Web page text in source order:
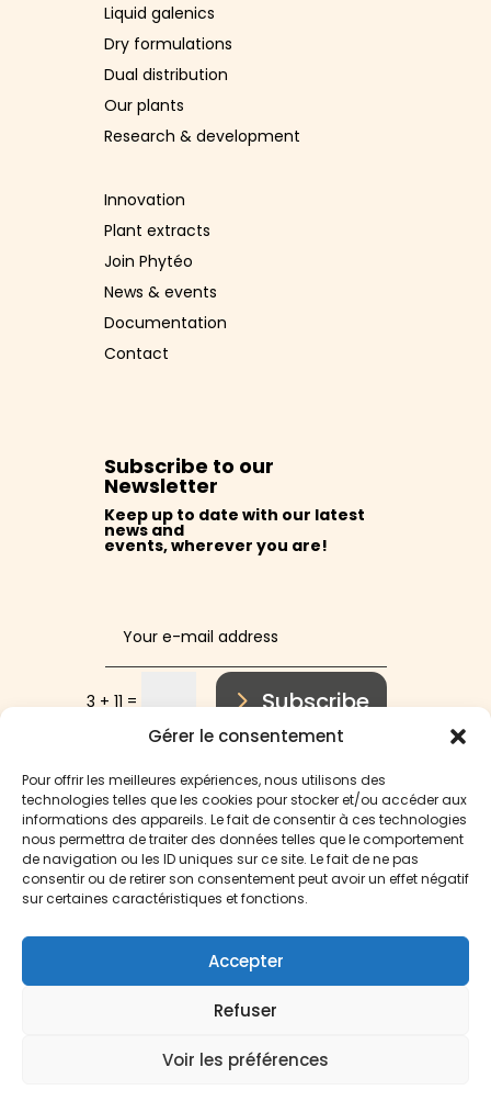
Gérer le consentement
Pour offrir les meilleures expériences, nous utilisons des
technologies telles que les cookies pour stocker et/ou accéder aux
informations des appareils. Le fait de consentir à ces technologies
nous permettra de traiter des données telles que le comportement
de navigation ou les ID uniques sur ce site. Le fait de ne pas
consentir ou de retirer son consentement peut avoir un effet négatif
sur certaines caractéristiques et fonctions.
Accepter
Refuser
Voir les préférences
Liquid galenics
Dry formulations
Dual distribution
Our plants
Research & development
Innovation
Plant extracts
Join Phytéo
News & events
Documentation
Contact
Subscribe to our
Newsletter
Keep up to date with our latest
news and
events, wherever you are!
3 + 11 = Subscribe